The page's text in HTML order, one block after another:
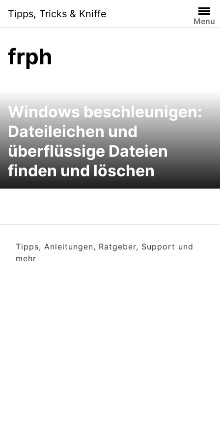
content
Tipps, Tricks & Kniffe
Menu
frph
Windows beschleunigen:
Dateileichen und
überflüssige Dateien
finden und löschen
Tipps, Anleitungen, Ratgeber, Support und
mehr